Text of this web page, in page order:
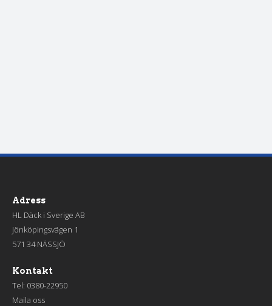
Adress
HL Däck i Sverige AB
Jönköpingsvägen 1
571 34 NÄSSJÖ
Kontakt
Tel: 0380-22950
Maila oss